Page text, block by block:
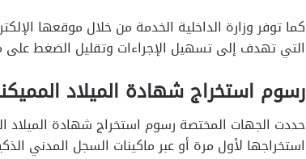
كما توفر وزارة الداخلية الخدمة من خلال موقعها
التي تهدف إلى تسهيل الإجراءات وتقليل الضغط
رسوم استخراج شهادة الميلاد المميكنة
استخراجها لأول مرة أو عبر ماكينات السجل المدني